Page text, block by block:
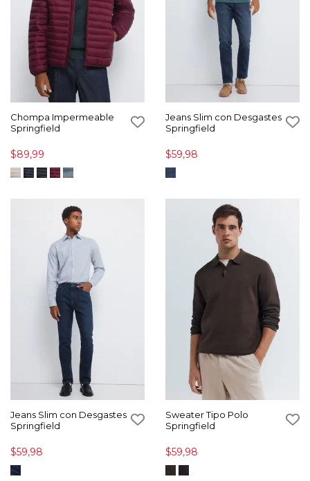
Chompa Impermeable
Springfield
$89,99
Jeans Slim con Desgastes
Springfield
$59,98
Jeans Slim con Desgastes
Springfield
$59,98
Sweater Tipo Polo
Springfield
$59,98